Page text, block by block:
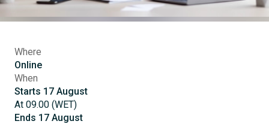
Where
Online
When
Starts 17 August
At 09.00 (WET)
Ends 17 August